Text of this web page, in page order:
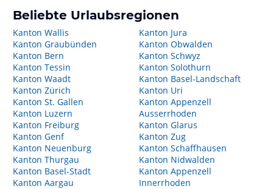
Beliebte Urlaubsregionen
Kanton Wallis
Kanton Graubünden
Kanton Bern
Kanton Tessin
Kanton Waadt
Kanton Zürich
Kanton St. Gallen
Kanton Luzern
Kanton Freiburg
Kanton Genf
Kanton Neuenburg
Kanton Thurgau
Kanton Basel-Stadt
Kanton Aargau
Kanton Jura
Kanton Obwalden
Kanton Schwyz
Kanton Solothurn
Kanton Basel-Landschaft
Kanton Uri
Kanton Appenzell
Ausserrhoden
Kanton Glarus
Kanton Zug
Kanton Schaffhausen
Kanton Nidwalden
Kanton Appenzell
Innerrhoden